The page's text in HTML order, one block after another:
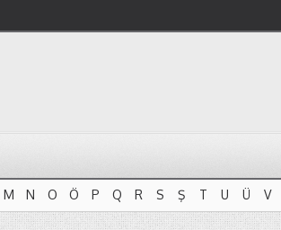
M N O Ö P Q R S Ş T U Ü V
M N O Ö P Q R S Ş T U Ü V